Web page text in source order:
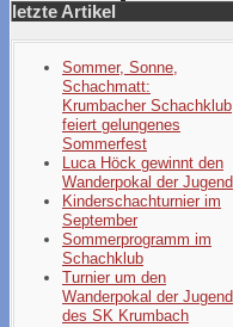
letzte Artikel
Sommer, Sonne,
Schachmatt:
Krumbacher Schachklub
feiert gelungenes
Sommerfest
Luca Höck gewinnt den
Wanderpokal der Jugend
Kinderschachturnier im
September
Sommerprogramm im
Schachklub
Turnier um den
Wanderpokal der Jugend
des SK Krumbach